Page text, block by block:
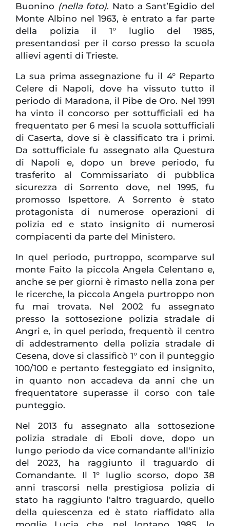
Buonino (nella foto). Nato a Sant’Egidio del
Monte Albino nel 1963, è entrato a far parte
della polizia il 1° luglio del 1985,
presentandosi per il corso presso la scuola
allievi agenti di Trieste.
La sua prima assegnazione fu il 4° Reparto
Celere di Napoli, dove ha vissuto tutto il
periodo di Maradona, il Pibe de Oro. Nel 1991
ha vinto il concorso per sottufficiali ed ha
frequentato per 6 mesi la scuola sottufficiali
di Caserta, dove si è classificato tra i primi.
Da sottufficiale fu assegnato alla Questura
di Napoli e, dopo un breve periodo, fu
trasferito al Commissariato di pubblica
sicurezza di Sorrento dove, nel 1995, fu
promosso Ispettore. A Sorrento è stato
protagonista di numerose operazioni di
polizia ed e stato insignito di numerosi
compiacenti da parte del Ministero.
In quel periodo, purtroppo, scomparve sul
monte Faito la piccola Angela Celentano e,
anche se per giorni è rimasto nella zona per
le ricerche, la piccola Angela purtroppo non
fu mai trovata. Nel 2002 fu assegnato
presso la sottosezione polizia stradale di
Angri e, in quel periodo, frequentò il centro
di addestramento della polizia stradale di
Cesena, dove si classificò 1° con il punteggio
100/100 e pertanto festeggiato ed insignito,
in quanto non accadeva da anni che un
frequentatore superasse il corso con tale
punteggio.
Nel 2013 fu assegnato alla sottosezione
polizia stradale di Eboli dove, dopo un
lungo periodo da vice comandante all'inizio
del 2023, ha raggiunto il traguardo di
Comandante. Il 1° luglio scorso, dopo 38
anni trascorsi nella prestigiosa polizia di
stato ha raggiunto l'altro traguardo, quello
della quiescenza ed è stato riaffidato alla